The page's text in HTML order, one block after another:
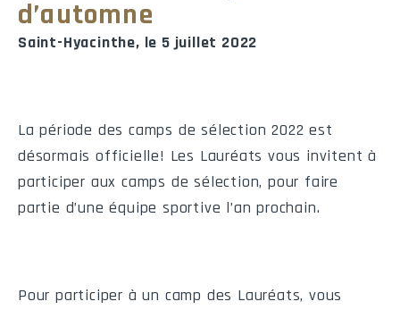
d’automne
Saint-Hyacinthe, le 5 juillet 2022
La période des camps de sélection 2022 est
désormais officielle! Les Lauréats vous invitent à
participer aux camps de sélection, pour faire
partie d’une équipe sportive l’an prochain.
Pour participer à un camp des Lauréats, vous